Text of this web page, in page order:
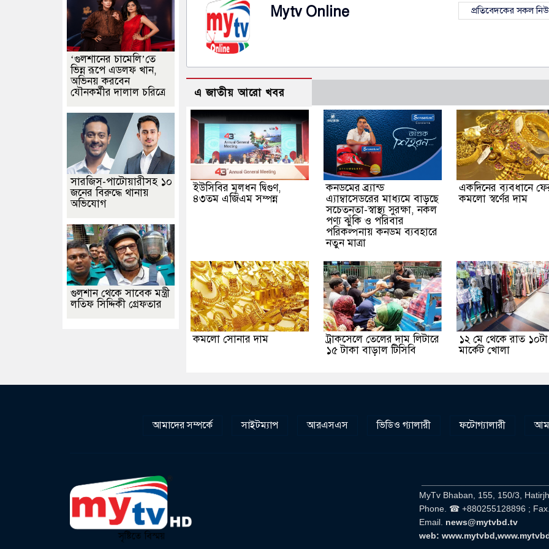
Mytv Online প্রতিবেদকের সকল
এ জাতীয় আরো খবর
ইউসিবির মূলধন দ্বিগুণ,
৪৩তম এজিএম সম্পন্ন
কনডমের ব্র্যান্ড
এ‍্যাম্বাসেডরের মাধ‍্যমে বাড়ছে
সচেতনতা-স্বাস্থ্য সুরক্ষা, নকল
পণ্য ঝুঁকি ও পরিবার
পরিকল্পনায় কনডম ব্যবহারে
নতুন মাত্রা
একদিনের ব্যবধানে
কমলো স্বর্ণের দাম
কমলো সোনার দাম
ট্রাকসেলে তেলের দাম লিটারে
১৫ টাকা বাড়াল টিসিবি
১২ মে থেকে রাত ১০টা
মার্কেট খোলা
‘গুলশানের চামেলি’তে
ভিন্ন রূপে এডলফ খান,
অভিনয় করবেন
যৌনকর্মীর দালাল চরিত্রে
সারজিস-পাটোয়ারীসহ ১০
জনের বিরুদ্ধে থানায়
অভিযোগ
গুলশান থেকে সাবেক মন্ত্রী
লতিফ সিদ্দিকী গ্রেফতার
আমাদের সম্পর্কে সাইটম্যাপ আরএসএস ভিডিও গ্যালারী ফটোগ্যালারী
MyTv Bhaban, 155, 150/3,
Phone. ☎ +880255128896 ;
Email. news@mytvbd.tv
web: